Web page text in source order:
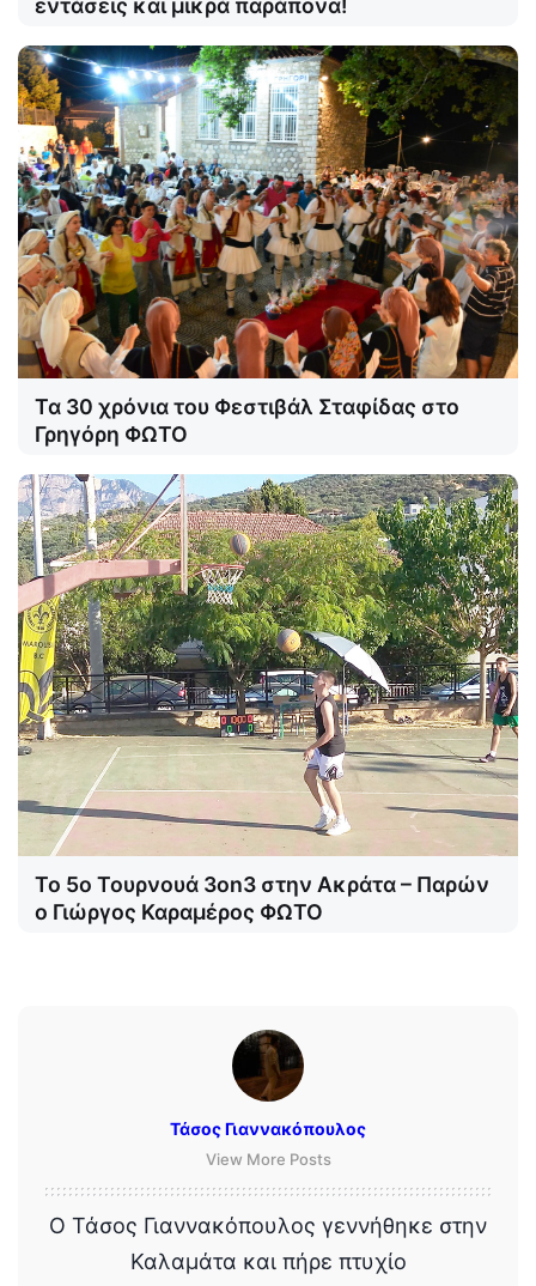
εντάσεις και μικρά παράπονα!
Τα 30 χρόνια του Φεστιβάλ Σταφίδας στο
Γρηγόρη ΦΩΤΟ
Το 5ο Τουρνουά 3on3 στην Ακράτα – Παρών
ο Γιώργος Καραμέρος ΦΩΤΟ
Τάσος Γιαννακόπουλος
View More Posts
Ο Τάσος Γιαννακόπουλος γεννήθηκε στην
Καλαμάτα και πήρε πτυχίο